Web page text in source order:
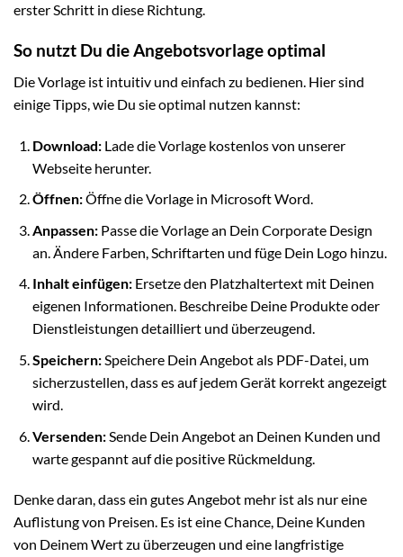
erster Schritt in diese Richtung.
So nutzt Du die Angebotsvorlage optimal
Die Vorlage ist intuitiv und einfach zu bedienen. Hier sind
einige Tipps, wie Du sie optimal nutzen kannst:
Download:Lade die Vorlage kostenlos von unserer
Webseite herunter.
Öffnen:Öffne die Vorlage in Microsoft Word.
Anpassen:Passe die Vorlage an Dein Corporate Design
an. Ändere Farben, Schriftarten und füge Dein Logo hinzu.
Inhalt einfügen:Ersetze den Platzhaltertext mit Deinen
eigenen Informationen. Beschreibe Deine Produkte oder
Dienstleistungen detailliert und überzeugend.
Speichern:Speichere Dein Angebot als PDF-Datei, um
sicherzustellen, dass es auf jedem Gerät korrekt angezeigt
wird.
Versenden:Sende Dein Angebot an Deinen Kunden und
warte gespannt auf die positive Rückmeldung.
Denke daran, dass ein gutes Angebot mehr ist als nur eine
Auflistung von Preisen. Es ist eine Chance, Deine Kunden
von Deinem Wert zu überzeugen und eine langfristige